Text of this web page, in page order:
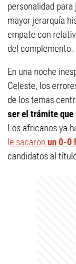
personalidad
mayor jerarquía
empate con
del complemento.
En una noche
Celeste, los
de los temas
ser el trámite
Los africanos ya
le sacaron un 0-0
candidatos al